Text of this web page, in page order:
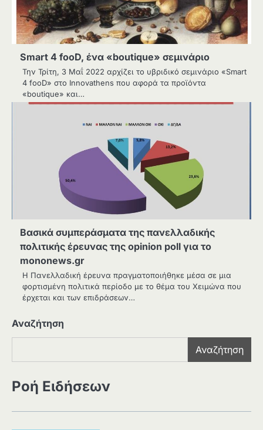
Smart 4 fooD, ένα «boutique» σεμινάριο
Την Τρίτη, 3 Μαΐ 2022 αρχίζει το υβριδικό σεμινάριο «Smart
4 fooD» στο Innovathens που αφορά τα προϊόντα
«boutique» και…
Βασικά συμπεράσματα της πανελλαδικής
πολιτικής έρευνας της opinion poll για το
mononews.gr
Η Πανελλαδική έρευνα πραγματοποιήθηκε μέσα σε μια
φορτισμένη πολιτικά περίοδο με το θέμα του Χειμώνα που
έρχεται και των επιδράσεων…
Αναζήτηση
Αναζήτηση
Ροή Ειδήσεων